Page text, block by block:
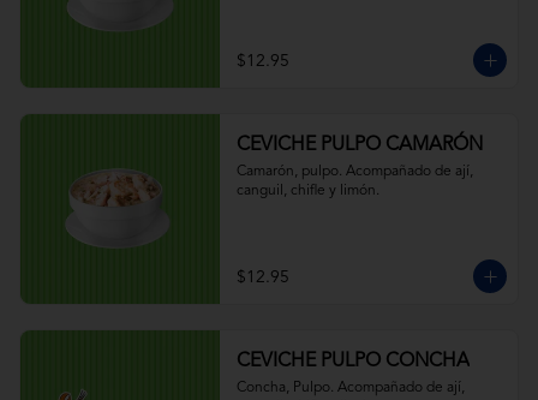
$12.95
CEVICHE PULPO CAMARÓN
Camarón, pulpo. Acompañado de ají,
canguil, chifle y limón.
$12.95
CEVICHE PULPO CONCHA
Concha, Pulpo. Acompañado de ají,